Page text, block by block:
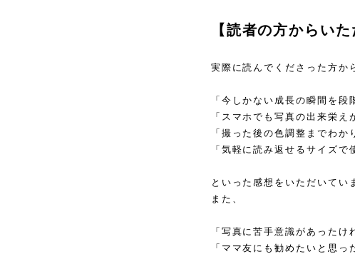
【読者の方からいた
実際に読んでくださった方か
「今しかない成長の瞬間を段
「スマホでも写真の出来栄え
「撮った後の色調整までわか
「気軽に読み返せるサイズで
といった感想をいただいてい
また、
「写真に苦手意識があったけ
「ママ友にも勧めたいと思っ